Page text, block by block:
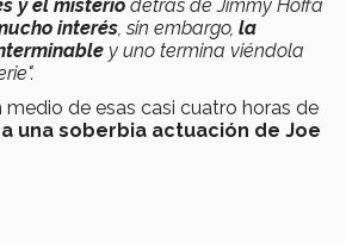
y el misterio detrás de Jimmy Hoffa
interés, sin embargo, la
y uno termina viéndola
medio de esas casi cuatro horas de
una soberbia actuación de Joe